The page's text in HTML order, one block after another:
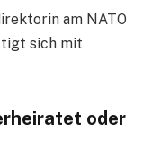
am NATO
sich mit
oder